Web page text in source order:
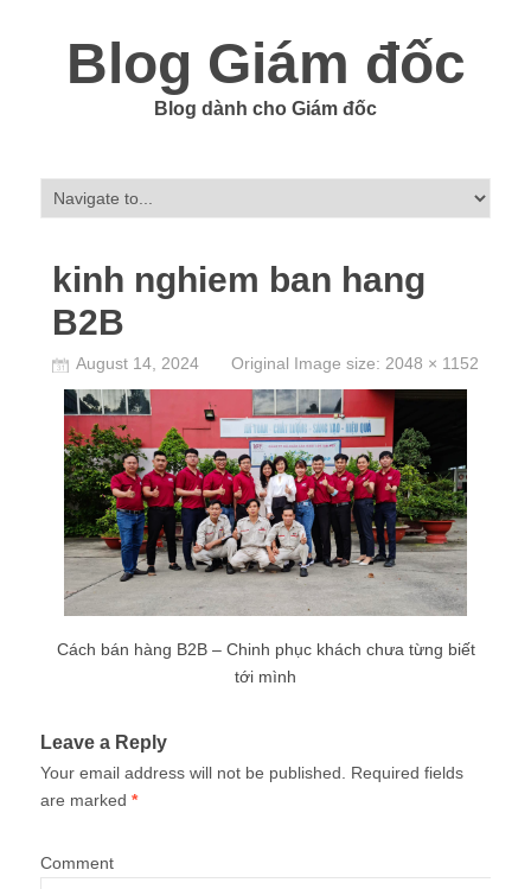
Blog Giám đốc
Blog dành cho Giám đốc
kinh nghiem ban hang
B2B
August 14, 2024 Original Image size: 2048 × 1152
Cách bán hàng B2B – Chinh phục khách chưa từng biết
tới mình
Leave a Reply
Your email address will not be published. Required fields
are marked *
Comment